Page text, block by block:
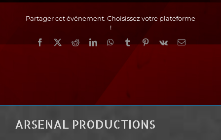
Partager cet événement. Choisissez votre plateforme
!
Facebook
X RedditLinkedInWhatsApp
TumblrPinterest
Vk Email
ARSENAL PRODUCTIONS